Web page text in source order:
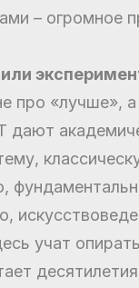
– огромное
про «лучше»,
учат